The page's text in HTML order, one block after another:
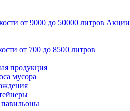
от 9000 до 50000 литров
от 700 до 8500 литров
продукция
мусора
Акции